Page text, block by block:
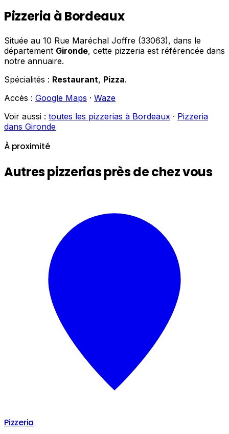
Pizzeria à Bordeaux
Située au 10 Rue Maréchal Joffre (33063), dans le
département Gironde, cette pizzeria est référencée dans
notre annuaire.
Spécialités : Restaurant, Pizza.
Accès : Google Maps · Waze
Voir aussi : toutes les pizzerias à Bordeaux · Pizzeria
dans Gironde
À proximité
Autres pizzerias près de chez vous
Pizzeria